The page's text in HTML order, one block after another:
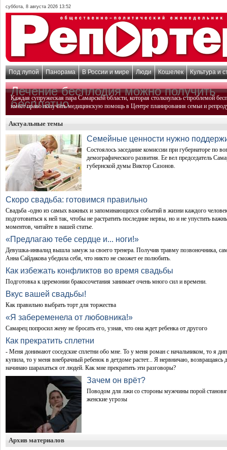
суббота, 8 августа 2026 13:52
Под лупой Панорама В России и мире Люди Кошелек Культура и
Лечение бесплодия можно получить
бесплатно
Каждая супружеская пара Самарской области, которая столкнулась с проблемой
имеет право получить медицинскую помощь в Центре планирования семьи и
Актуальные темы
Семейные ценности нужно
Состоялось заседание комиссии при губернаторе по
демографического развития. Ее вел председатель
губернской думы Виктор Сазонов.
Скоро свадьба: готовимся правильно
Свадьба -одно из самых важных и запоминающихся событий в жизни каждого
подготовиться к ней так, чтобы не растратить последние нервы, но и не упустить
моментов, читайте в нашей статье.
«Предлагаю тебе сердце и... ноги!»
Девушка-инвалид вышла замуж за своего тренера. Получив травму позвоночника,
Анна Сайдакова убедила себя, что никто не сможет ее полюбить.
Как избежать конфликтов во время свадьбы
Подготовка к церемонии бракосочетания занимает очень много сил и времени.
Вкус вашей свадьбы!
Как правильно выбрать торт для торжества
«Я забеременела от любовника!»
Самарец попросил жену не бросать его, узнав, что она ждет ребенка от другого
Как прекратить сплетни
- Меня донимают соседские сплетни обо мне. То у меня роман с начальником, то я
купила, то у меня внебрачный ребенок в детдоме растет... Я нервничаю, возвращаясь
начинаю шарахаться от людей. Как мне прекратить эти разговоры?
Зачем он врёт?
Поводом для лжи со стороны мужчины порой
женские угрозы
Архив материалов